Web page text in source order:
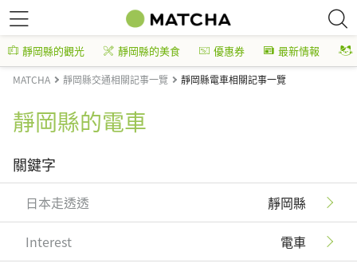
靜岡縣的觀光 靜岡縣的美食 優惠券 最新情報
MATCHA 靜岡縣交通相關記事一覽 靜岡縣電車相關記事一覽
靜岡縣的電車
關鍵字
日本走透透 靜岡縣
Interest 電車